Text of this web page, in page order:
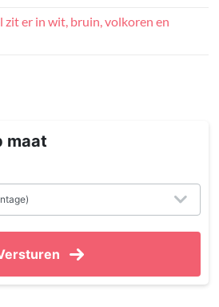
zit er in wit, bruin, volkoren en
maat